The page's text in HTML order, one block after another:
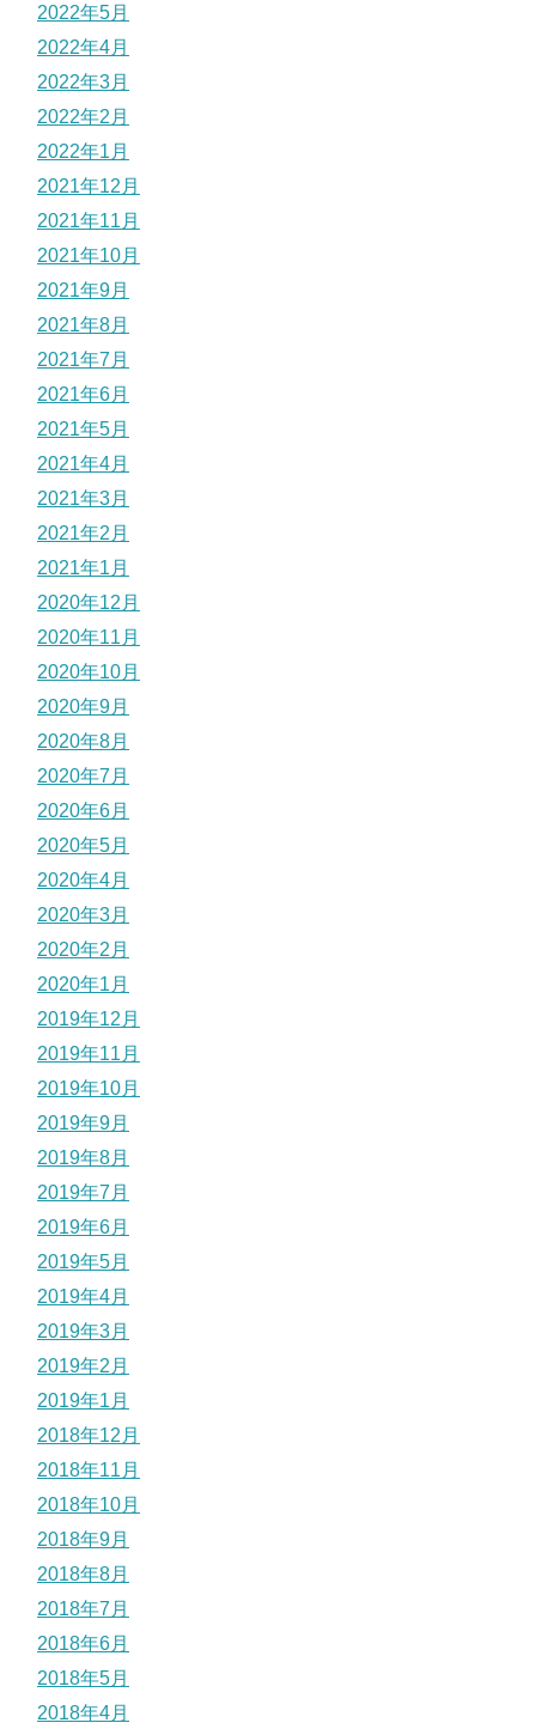
2022年5月
2022年4月
2022年3月
2022年2月
2022年1月
2021年12月
2021年11月
2021年10月
2021年9月
2021年8月
2021年7月
2021年6月
2021年5月
2021年4月
2021年3月
2021年2月
2021年1月
2020年12月
2020年11月
2020年10月
2020年9月
2020年8月
2020年7月
2020年6月
2020年5月
2020年4月
2020年3月
2020年2月
2020年1月
2019年12月
2019年11月
2019年10月
2019年9月
2019年8月
2019年7月
2019年6月
2019年5月
2019年4月
2019年3月
2019年2月
2019年1月
2018年12月
2018年11月
2018年10月
2018年9月
2018年8月
2018年7月
2018年6月
2018年5月
2018年4月